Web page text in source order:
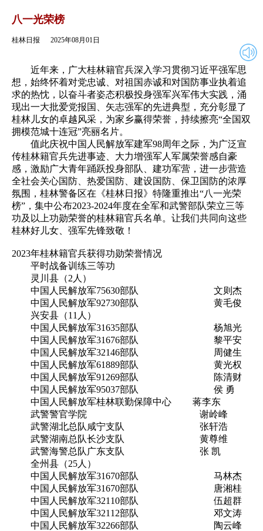
八一光荣榜
桂林日报 2025年08月01日
近年来，广大桂林籍官兵深入学习贯彻习近平强军思
想，始终怀着对党忠诚、对祖国赤诚和对国防事业执着追
求的热忱，以奋斗者姿态积极投身强军兴军伟大实践，涌
现出一大批爱党报国、矢志强军的先进典型，充分彰显了
桂林儿女的卓越风采，为家乡赢得荣誉，持续擦亮“全国双
拥模范城十连冠”亮丽名片。
值此庆祝中国人民解放军建军98周年之际，为广泛宣
传桂林籍官兵先进事迹、大力增强军人军属荣誉感自豪
感，激励广大青年踊跃投身部队、建功军营，进一步营造
全社会关心国防、热爱国防、建设国防、保卫国防的浓厚
氛围，桂林警备区在《桂林日报》特隆重推出“八一光荣
榜”，集中公布2023-2024年度在全军和武警部队荣立三等
功及以上功勋荣誉的桂林籍官兵名单。让我们共同向这些
桂林好儿女、强军先锋致敬！
2023年桂林籍官兵获得功勋荣誉情况
平时战备训练三等功
灵川县（2人）
中国人民解放军75630部队 文则杰
中国人民解放军92730部队 黄毛俊
兴安县（11人）
中国人民解放军31635部队 杨旭光
中国人民解放军31676部队 黎平安
中国人民解放军32146部队 周健生
中国人民解放军61889部队 黄光权
中国人民解放军91269部队 陈清财
中国人民解放军95037部队 侯 勇
中国人民解放军桂林联勤保障中心 蒋李东
武警警官学院 谢岭峰
武警湖北总队咸宁支队 张轩浩
武警湖南总队长沙支队 黄尊维
武警海警总队广东支队 张 凯
全州县（25人）
中国人民解放军31670部队 马林杰
中国人民解放军31670部队 唐湘桂
中国人民解放军32110部队 伍超群
中国人民解放军32112部队 邓文涛
中国人民解放军32266部队 陶云峰